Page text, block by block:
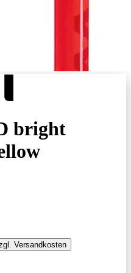
bright
Versandkosten